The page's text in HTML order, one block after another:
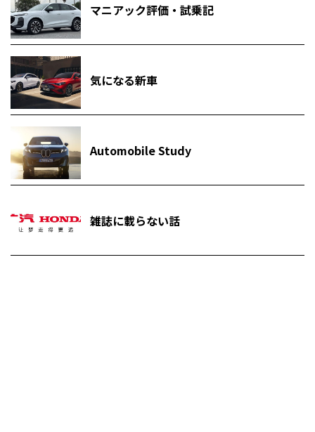
マニアック評価・試乗記
気になる新車
Automobile Study
雑誌に載らない話